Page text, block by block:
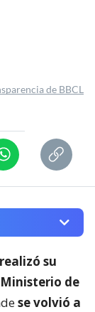
de BBCL
su
de
se volvió a